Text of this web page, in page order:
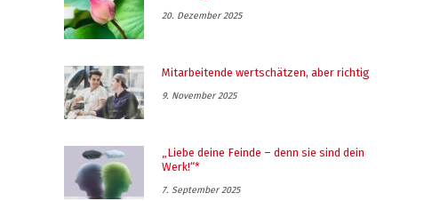
20. Dezember 2025
Mitarbeitende wertschätzen, aber richtig
9. November 2025
„Liebe deine Feinde – denn sie sind dein
Werk!“*
7. September 2025